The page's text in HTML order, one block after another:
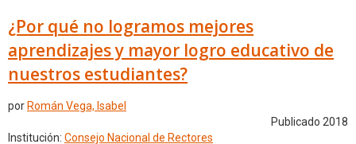
¿Por qué no logramos mejores
aprendizajes y mayor logro educativo de
nuestros estudiantes?
por Román Vega, Isabel
Publicado 2018
Institución: Consejo Nacional de Rectores